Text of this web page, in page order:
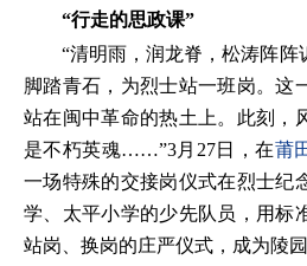
“行走的思政课”
“清明雨，润龙脊，松涛阵阵
脚踏青石，为烈士站一班岗。这
站在闽中革命的热土上。此刻，
是不朽英魂……”3月27日，在莆
一场特殊的交接岗仪式在烈士纪
学、太平小学的少先队员，用标
站岗、换岗的庄严仪式，成为陵